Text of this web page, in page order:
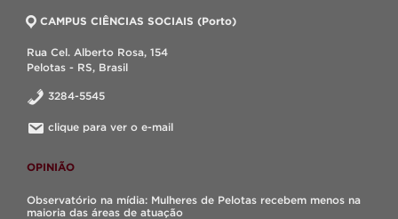
CAMPUS CIÊNCIAS SOCIAIS (Porto)
Rua Cel. Alberto Rosa, 154
Pelotas - RS, Brasil
3284-5545
clique para ver o e-mail
OPINIÃO
Observatório na mídia: Mulheres de Pelotas recebem menos na
maioria das áreas de atuação